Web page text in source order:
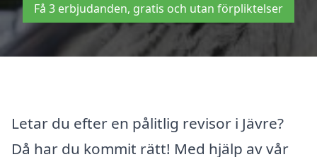
Få 3 erbjudanden, gratis och utan förpliktelser
Letar du efter en pålitlig revisor i Jävre?
Då har du kommit rätt! Med hjälp av vår